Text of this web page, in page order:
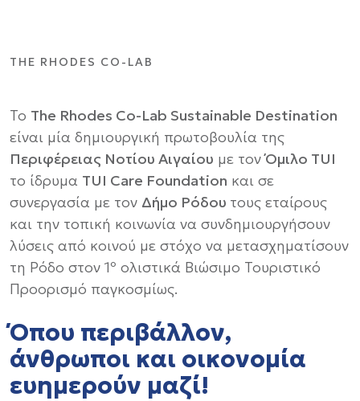
THE RHODES CO-LAB
Το The Rhodes Co-Lab Sustainable Destination
είναι μία δημιουργική πρωτοβουλία της
Περιφέρειας Νοτίου Αιγαίου με τονΌμιλο TUI
το ίδρυμα TUI Care Foundation και σε
συνεργασία με τον Δήμο Ρόδου τους εταίρους
και την τοπική κοινωνία να συνδημιουργήσουν
λύσεις από κοινού με στόχο να μετασχηματίσουν
τη Ρόδο στον 1º ολιστικά Βιώσιμο Τουριστικό
Προορισμό παγκοσμίως.
Όπου περιβάλλον,
άνθρωποι και οικονομία
ευημερούν μαζί!